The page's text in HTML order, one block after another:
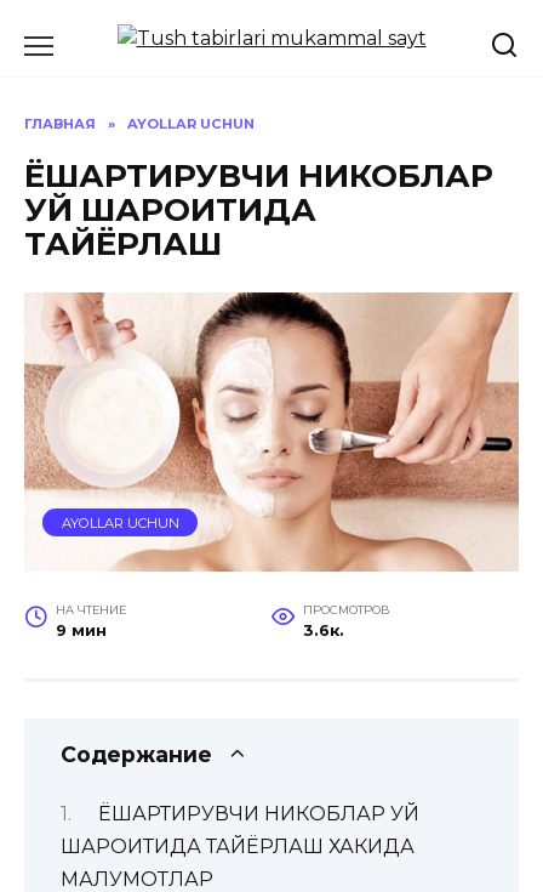
ГЛАВНАЯ » AYOLLAR UCHUN
ЁШАРТИРУВЧИ НИКОБЛАР
УЙ ШАРОИТИДА
ТАЙЁРЛАШ
AYOLLAR UCHUN
НА ЧТЕНИЕ
9 мин
ПРОСМОТРОВ
3.6к.
Содержание
ЁШАРТИРУВЧИ НИКОБЛАР УЙ
ШАРОИТИДА ТАЙЁРЛАШ ХАКИДА
МАЛУМОТЛАР